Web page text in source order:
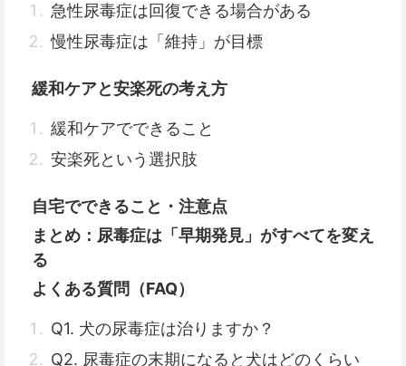
急性尿毒症は回復できる場合がある
慢性尿毒症は「維持」が目標
緩和ケアと安楽死の考え方
緩和ケアでできること
安楽死という選択肢
自宅でできること・注意点
まとめ：尿毒症は「早期発見」がすべてを変え
る
よくある質問（FAQ）
Q1. 犬の尿毒症は治りますか？
Q2. 尿毒症の末期になると犬はどのくらい